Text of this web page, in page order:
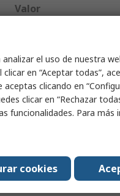
Valor
Placa de prueba
Placa de prueba
215mm
9mm
el uso de nuestra
en “Aceptar todas”,
clicando en
clicar en “Rechazar
funcionalidades. Para más
cookies